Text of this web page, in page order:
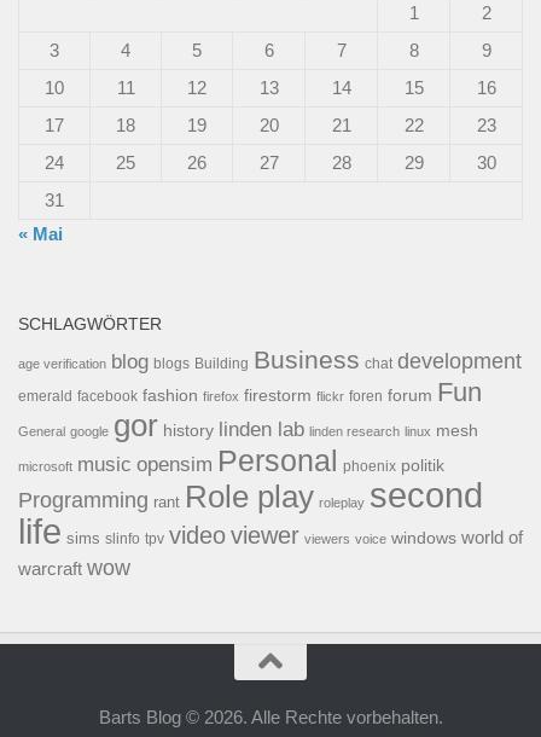
1
2
3
4 5 6 7 8
9
10
11 12 13 14 15
16
17
18 19 20 21 22
23
24
25 26 27 28 29
30
31
« Mai
SCHLAGWÖRTER
age verification blog blogs Building Business chat development
emerald facebook fashion firefox firestorm flickr foren forum Fun
General google gor history linden lab linden research linux mesh
microsoft music opensim Personal phoenix politik
Programming rant Role play roleplay second
life sims slinfo tpv videoviewer viewers voice windows world of
warcraft wow
Barts Blog © 2026. Alle Rechte vorbehalten.